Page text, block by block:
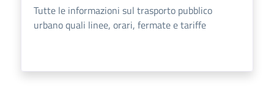
Tutte le informazioni sul trasporto pubblico
urbano quali linee, orari, fermate e tariffe